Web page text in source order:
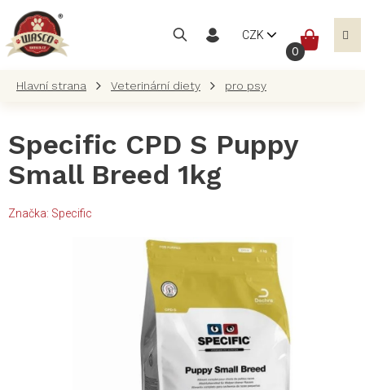
obsah
CZK
Veterinární diety pro psy
Specific CPD S Puppy
Small Breed 1kg
Značka: Specific